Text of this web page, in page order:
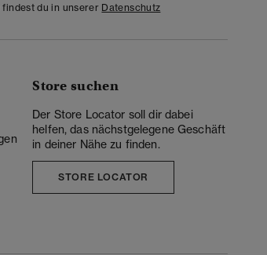
du in unserer Datenschutz
Store suchen
Der Store Locator soll dir dabei
helfen, das nächstgelegene Geschäft
in deiner Nähe zu finden.
STORE LOCATOR